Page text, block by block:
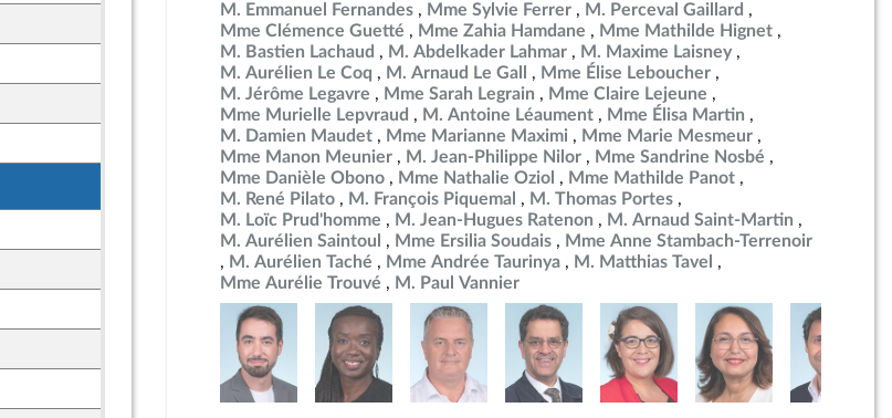
M. Emmanuel Fernandes
Mme Sylvie Ferrer
M. Perceval Gaillard
Mme Clémence Guetté
Mme Zahia Hamdane
Mme Mathilde Hignet
M. Bastien Lachaud
M. Abdelkader Lahmar
M. Maxime Laisney
M. Aurélien Le Coq
M. Arnaud Le Gall
Mme Élise Leboucher
M. Jérôme Legavre
Mme Sarah Legrain
Mme Claire Lejeune
Mme Murielle Lepvraud
M. Antoine Léaument
Mme Élisa Martin
M. Damien Maudet
Mme Marianne Maximi
Mme Marie Mesmeur
Mme Manon Meunier
M. Jean-Philippe Nilor
Mme Sandrine Nosbé
Mme Danièle Obono
Mme Nathalie Oziol
Mme Mathilde Panot
M. René Pilato
M. François Piquemal
M. Thomas Portes
M. Loïc Prud'homme
M. Jean-Hugues Ratenon
M. Arnaud Saint-Martin
M. Aurélien Saintoul
Mme Ersilia Soudais
Mme Anne Stambach-Terrenoir
M. Aurélien Taché
Mme Andrée Taurinya
M. Matthias Tavel
Mme Aurélie Trouvé
M. Paul Vannier